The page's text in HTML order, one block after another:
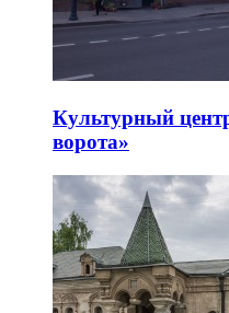
Культурный
ворота»